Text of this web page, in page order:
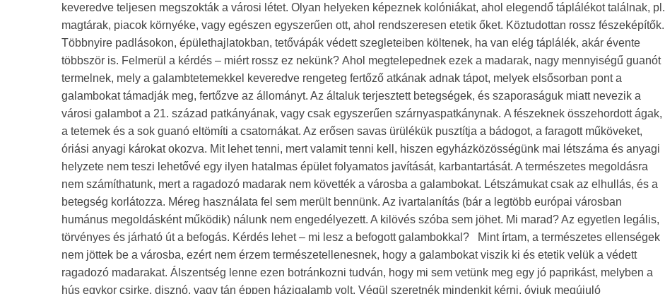
keveredve teljesen megszokták a városi létet. Olyan helyeken képeznek kolóniákat, ahol elegendő táplálékot találnak, pl.
magtárak, piacok környéke, vagy egészen egyszerűen ott, ahol rendszeresen etetik őket. Köztudottan rossz fészeképítők.
Többnyire padlásokon, épülethajlatokban, tetővápák védett szegleteiben költenek, ha van elég táplálék, akár évente
többször is. Felmerül a kérdés – miért rossz ez nekünk? Ahol megtelepednek ezek a madarak, nagy mennyiségű guanót
termelnek, mely a galambtetemekkel keveredve rengeteg fertőző atkának adnak tápot, melyek elsősorban pont a
galambokat támadják meg, fertőzve az állományt. Az általuk terjesztett betegségek, és szaporaságuk miatt nevezik a
városi galambot a 21. század patkányának, vagy csak egyszerűen szárnyaspatkánynak. A fészeknek összehordott ágak,
a tetemek és a sok guanó eltömíti a csatornákat. Az erősen savas ürülékük pusztítja a bádogot, a faragott műköveket,
óriási anyagi károkat okozva. Mit lehet tenni, mert valamit tenni kell, hiszen egyházközösségünk mai létszáma és anyagi
helyzete nem teszi lehetővé egy ilyen hatalmas épület folyamatos javítását, karbantartását. A természetes megoldásra
nem számíthatunk, mert a ragadozó madarak nem követték a városba a galambokat. Létszámukat csak az elhullás, és a
betegség korlátozza. Méreg használata fel sem merült bennünk. Az ivartalanítás (bár a legtöbb európai városban
humánus megoldásként működik) nálunk nem engedélyezett. A kilövés szóba sem jöhet. Mi marad? Az egyetlen legális,
törvényes és járható út a befogás. Kérdés lehet – mi lesz a befogott galambokkal? Mint írtam, a természetes ellenségek
nem jöttek be a városba, ezért nem érzem természetellenesnek, hogy a galambokat viszik ki és etetik velük a védett
ragadozó madarakat. Álszentség lenne ezen botránkozni tudván, hogy mi sem vetünk meg egy jó paprikást, melyben a
hús egykor csirke, disznó, vagy tán éppen házigalamb volt. Végül szeretnék mindenkit kérni, óvjuk megújuló